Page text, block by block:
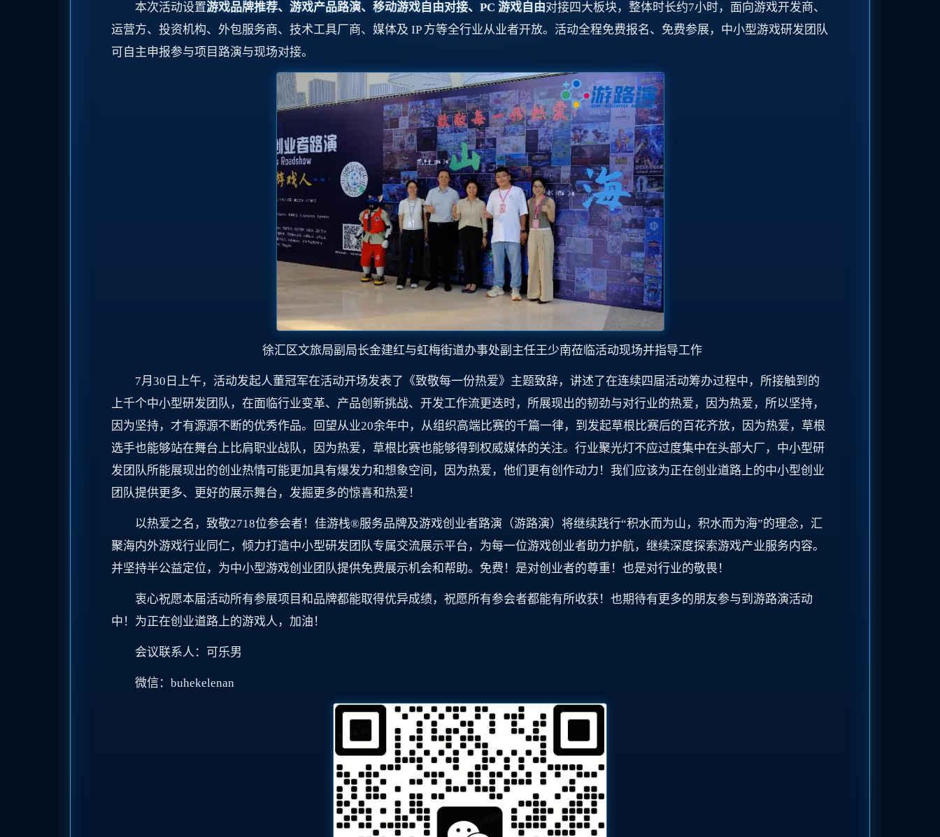
本次活动设置游戏品牌推荐、游戏产品路演、移动游戏自由对接、PC 游戏自由对接四大板块，整体时长约7小时，面向游戏开发商、
运营方、投资机构、外包服务商、技术工具厂商、媒体及 IP 方等全行业从业者开放。活动全程免费报名、免费参展，中小型游戏研发团队
可自主申报参与项目路演与现场对接。
徐汇区文旅局副局长金建红与虹梅街道办事处副主任王少南莅临活动现场并指导工作
7月30日上午，活动发起人董冠军在活动开场发表了《致敬每一份热爱》主题致辞，讲述了在连续四届活动筹办过程中，所接触到的
上千个中小型研发团队，在面临行业变革、产品创新挑战、开发工作流更迭时，所展现出的韧劲与对行业的热爱，因为热爱，所以坚持，
因为坚持，才有源源不断的优秀作品。回望从业20余年中，从组织高端比赛的千篇一律，到发起草根比赛后的百花齐放，因为热爱，草根
选手也能够站在舞台上比肩职业战队，因为热爱，草根比赛也能够得到权威媒体的关注。行业聚光灯不应过度集中在头部大厂，中小型研
发团队所能展现出的创业热情可能更加具有爆发力和想象空间，因为热爱，他们更有创作动力！我们应该为正在创业道路上的中小型创业
团队提供更多、更好的展示舞台，发掘更多的惊喜和热爱！
以热爱之名，致敬2718位参会者！佳游栈®服务品牌及游戏创业者路演（游路演）将继续践行“积水而为山，积水而为海”的理念，汇
聚海内外游戏行业同仁，倾力打造中小型研发团队专属交流展示平台，为每一位游戏创业者助力护航，继续深度探索游戏产业服务内容。
并坚持半公益定位，为中小型游戏创业团队提供免费展示机会和帮助。免费！是对创业者的尊重！也是对行业的敬畏！
衷心祝愿本届活动所有参展项目和品牌都能取得优异成绩，祝愿所有参会者都能有所收获！也期待有更多的朋友参与到游路演活动
中！为正在创业道路上的游戏人，加油！
会议联系人：可乐男
微信：buhekelenan